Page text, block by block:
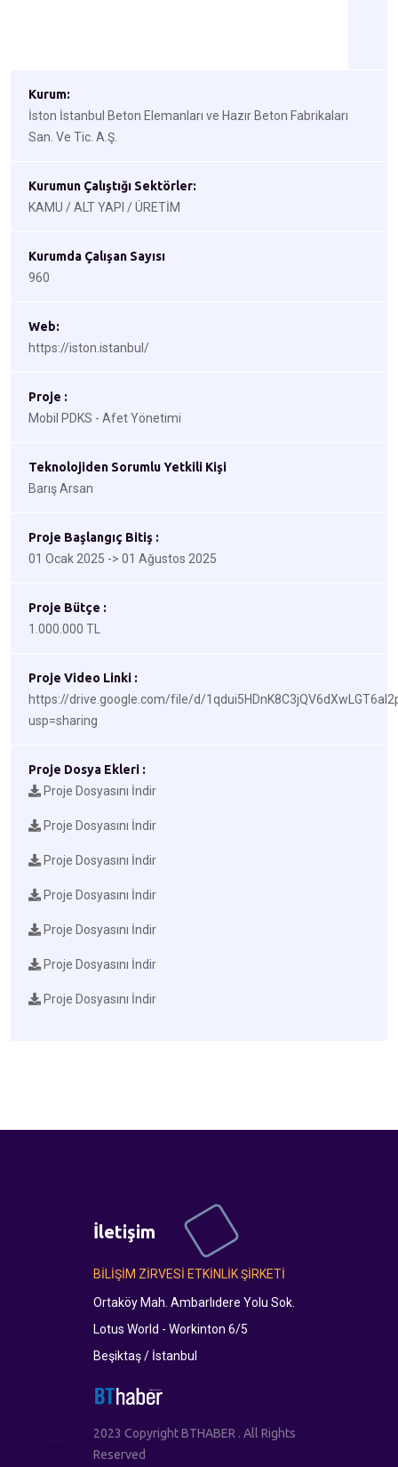
Kurum:
İston İstanbul Beton Elemanları ve Hazır Beton Fabrikaları
San. Ve Tic. A.Ş.
Kurumun Çalıştığı Sektörler:
KAMU / ALT YAPI / ÜRETİM
Kurumda Çalışan Sayısı
960
Web:
https://iston.istanbul/
Proje :
Mobil PDKS - Afet Yönetimi
Teknolojiden Sorumlu Yetkili Kişi
Barış Arsan
Proje Başlangıç Bitiş :
01 Ocak 2025 -> 01 Ağustos 2025
Proje Bütçe :
1.000.000 TL
Proje Video Linki :
https://drive.google.com/file/d/
usp=sharing
Proje Dosya Ekleri :
Proje Dosyasını İndir
Proje Dosyasını İndir
Proje Dosyasını İndir
Proje Dosyasını İndir
Proje Dosyasını İndir
Proje Dosyasını İndir
Proje Dosyasını İndir
İletişim
BİLİŞİM ZİRVESİ ETKİNLİK ŞİRKETİ
Ortaköy Mah. Ambarlıdere Yolu Sok.
Lotus World - Workinton 6/5
Beşiktaş / İstanbul
2023 Copyright BTHABER . All Rights
Reserved